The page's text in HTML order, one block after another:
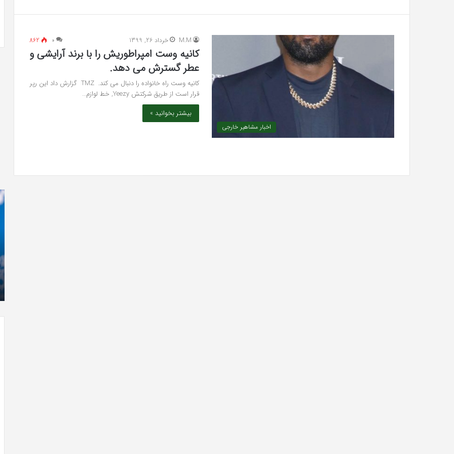
اخبار مشاهیر خارجی
M.M خرداد 26, 1399 ۰ 862
کانیه وست امپراطوریش را با برند آرایشی و
عطر گسترش می دهد.
کانیه وست راه خانواده را دنبال می کند. TMZ گزارش داد این رپر
قرار است از طریق شرکتش Yeezy, خط لوازم…
بیشتر بخوانید »
دادگاه
می‌دهم»